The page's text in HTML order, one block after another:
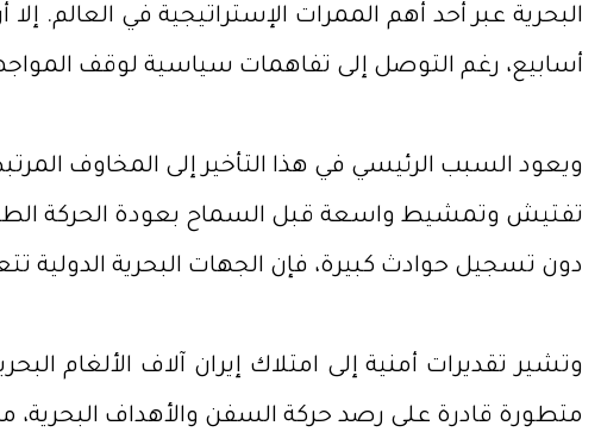
البحرية عبر أحد أهم الممرات الإستراتيجية في
أسابيع، رغم التوصل إلى تفاهمات سياسية لوقف
ويعود السبب الرئيسي في هذا التأخير إلى المخاوف
تفتيش وتمشيط واسعة قبل السماح بعودة الحركة
دون تسجيل حوادث كبيرة، فإن الجهات البحرية الدولية
وتشير تقديرات أمنية إلى امتلاك إيران آلاف الألغام
متطورة قادرة على رصد حركة السفن والأهداف